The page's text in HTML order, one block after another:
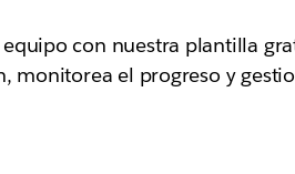
con nuestra plantilla
monitorea el progreso y